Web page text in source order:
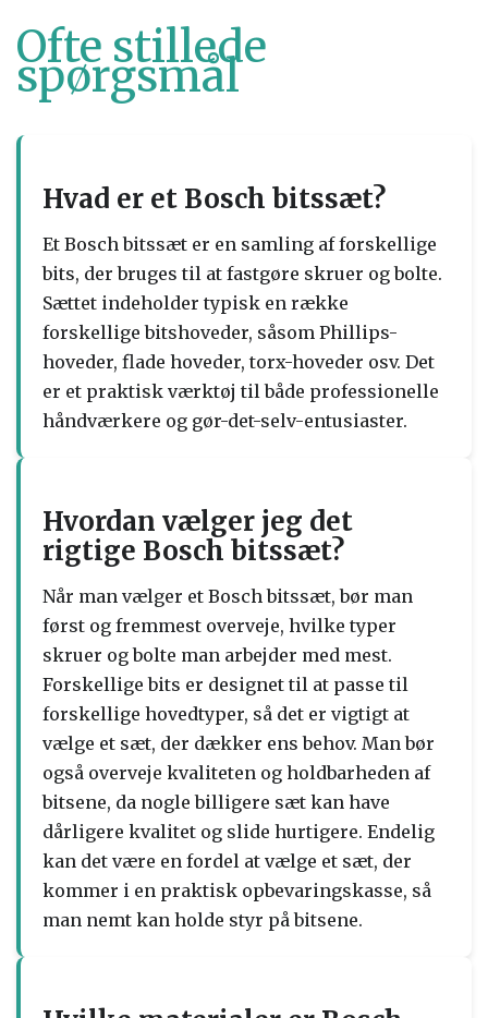
Ofte stillede
spørgsmål
Hvad er et Bosch bitssæt?
Et Bosch bitssæt er en samling af forskellige
bits, der bruges til at fastgøre skruer og bolte.
Sættet indeholder typisk en række
forskellige bitshoveder, såsom Phillips-
hoveder, flade hoveder, torx-hoveder osv. Det
er et praktisk værktøj til både professionelle
håndværkere og gør-det-selv-entusiaster.
Hvordan vælger jeg det
rigtige Bosch bitssæt?
Når man vælger et Bosch bitssæt, bør man
først og fremmest overveje, hvilke typer
skruer og bolte man arbejder med mest.
Forskellige bits er designet til at passe til
forskellige hovedtyper, så det er vigtigt at
vælge et sæt, der dækker ens behov. Man bør
også overveje kvaliteten og holdbarheden af ​​
bitsene, da nogle billigere sæt kan have
dårligere kvalitet og slide hurtigere. Endelig
kan det være en fordel at vælge et sæt, der
kommer i en praktisk opbevaringskasse, så
man nemt kan holde styr på bitsene.